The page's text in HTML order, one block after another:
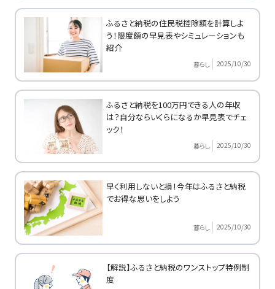
ふるさと納税の住民税控除額を計算しよ
う！限度額の早見表やシミュレーションも
紹介
暮らし 2025/10/30
ふるさと納税を100万円できる人の年収
は？自分ならいくらになるか早見表でチェ
ック！
暮らし 2025/10/30
早く利用しないと損！今年はふるさと納税
でお得な思いをしよう
暮らし 2025/10/30
【解説】ふるさと納税のワンストップ特例制
度